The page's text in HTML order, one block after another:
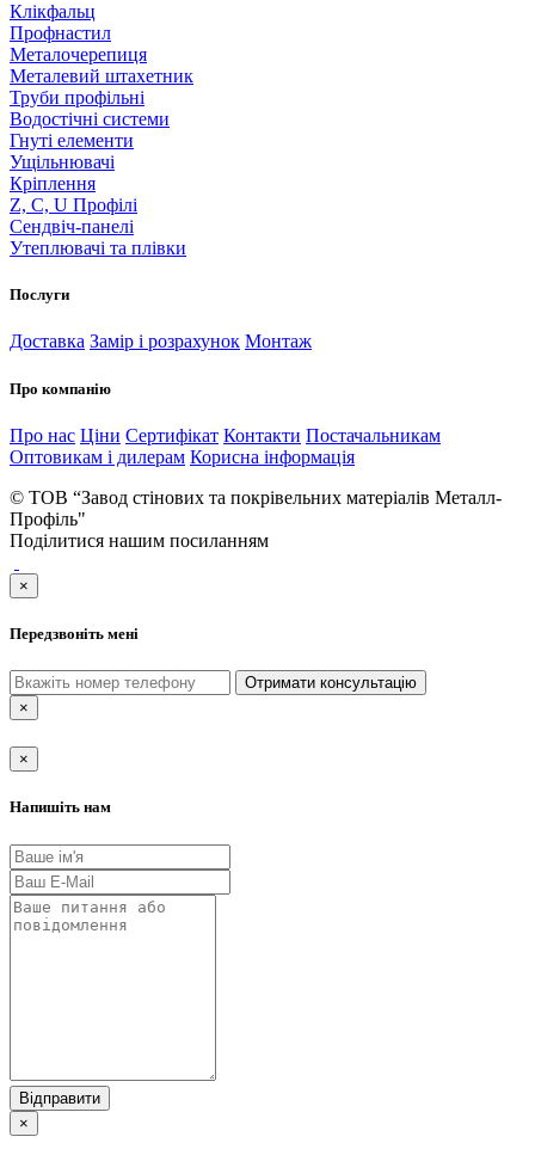
Клікфальц
Профнастил
Металочерепиця
Металевий штахетник
Труби профільні
Водостічні системи
Гнуті елементи
Ущільнювачі
Кріплення
Z, C, U Профілі
Сендвіч-панелі
Утеплювачі та плівки
Послуги
Доставка Замір і розрахунок Монтаж
Про компанію
Про нас Ціни Сертифікат Контакти Постачальникам
Оптовикам і дилерам Корисна інформація
© ТОВ “Завод стінових та покрівельних матеріалів Металл-
Профіль"
Поділитися нашим посиланням
×
Передзвоніть мені
Отримати консультацію
×
×
Напишіть нам
Відправити
×